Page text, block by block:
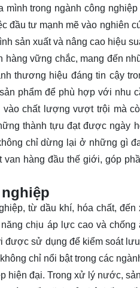
trong ngành công
đầu tư mạnh mẽ vào nghiên
sản xuất và nâng cao hiệu
vững chắc, mang đến
thương hiệu đáng tin cậy
phẩm để phù hợp với nhu
chất lượng vượt trội mà
thành tựu đạt được ngày
chỉ dừng lại ở những gì
hàng đầu thế giới, góp
từ dầu khí, hóa chất,
chịu áp lực cao và
được sử dụng để kiểm soát
chỉ nổi bật trong các
đại. Trong xử lý nước,